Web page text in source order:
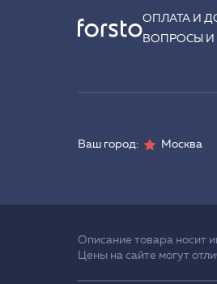
ОПЛАТА И
ВОПРОСЫ И
Ваш город: Москва
Описание товара носит
Цены на сайте могут